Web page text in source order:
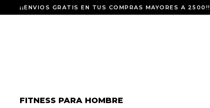
¡¡ENVIOS GRATIS EN TUS COMPRAS MAYORES A 2500!!
FITNESS PARA HOMBRE